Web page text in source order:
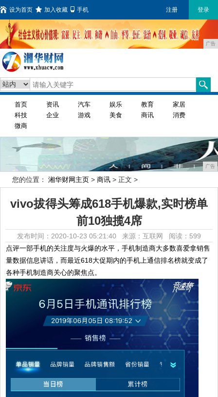
设为首页 加入收藏 手机 注册 登录
广告
首页 资讯 汽车 娱乐 教育
家居
科技
企业 游戏 美食 商讯
消费
微商
广告
您的位置： 湘华财网主页 > 商讯 > 正文 >
vivo拔得头筹成618手机爆款,实时榜单
前10独揽4席
发布时间：2020-10-23 05:21:40 来源：互联网 阅读：599
点评一部手机的关注度与火爆的水平，手机制造商大多数喜爱拿销售
量数据信息讲话，而最近618大促期内的手机上通信排名榜就变成了
各种手机制造商关心的聚焦点。